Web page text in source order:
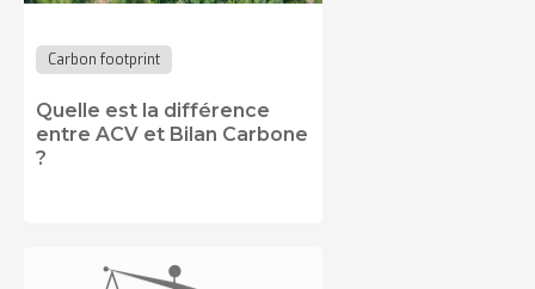
Carbon footprint
Quelle est la différence
entre ACV et Bilan Carbone
?